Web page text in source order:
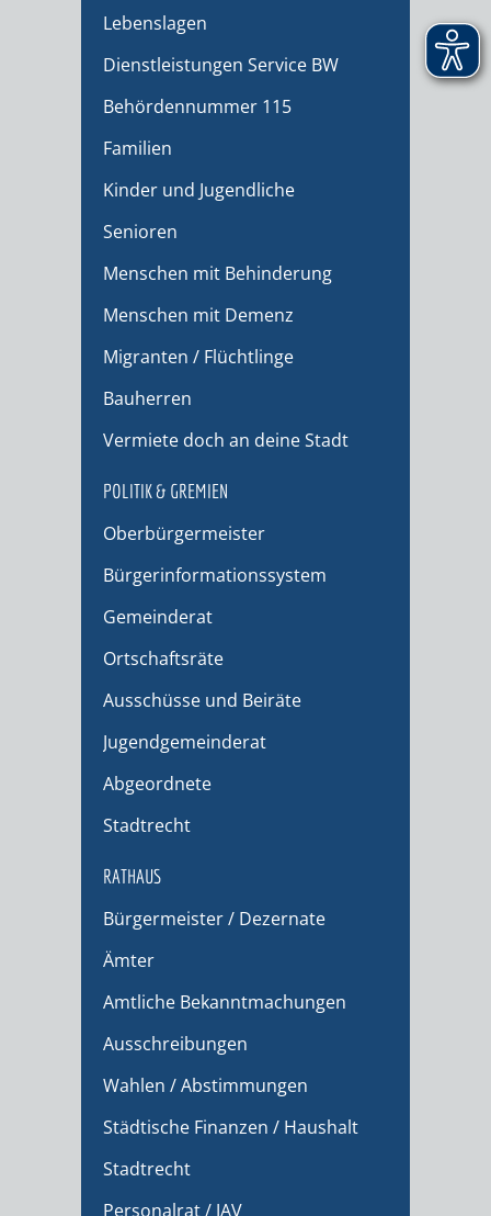
Lebenslagen
Dienstleistungen Service BW
Behördennummer 115
Familien
Kinder und Jugendliche
Senioren
Menschen mit Behinderung
Menschen mit Demenz
Migranten / Flüchtlinge
Bauherren
Vermiete doch an deine Stadt
POLITIK & GREMIEN
Oberbürgermeister
Bürgerinformationssystem
Gemeinderat
Ortschaftsräte
Ausschüsse und Beiräte
Jugendgemeinderat
Abgeordnete
Stadtrecht
RATHAUS
Bürgermeister / Dezernate
Ämter
Amtliche Bekanntmachungen
Ausschreibungen
Wahlen / Abstimmungen
Städtische Finanzen / Haushalt
Stadtrecht
Personalrat / JAV